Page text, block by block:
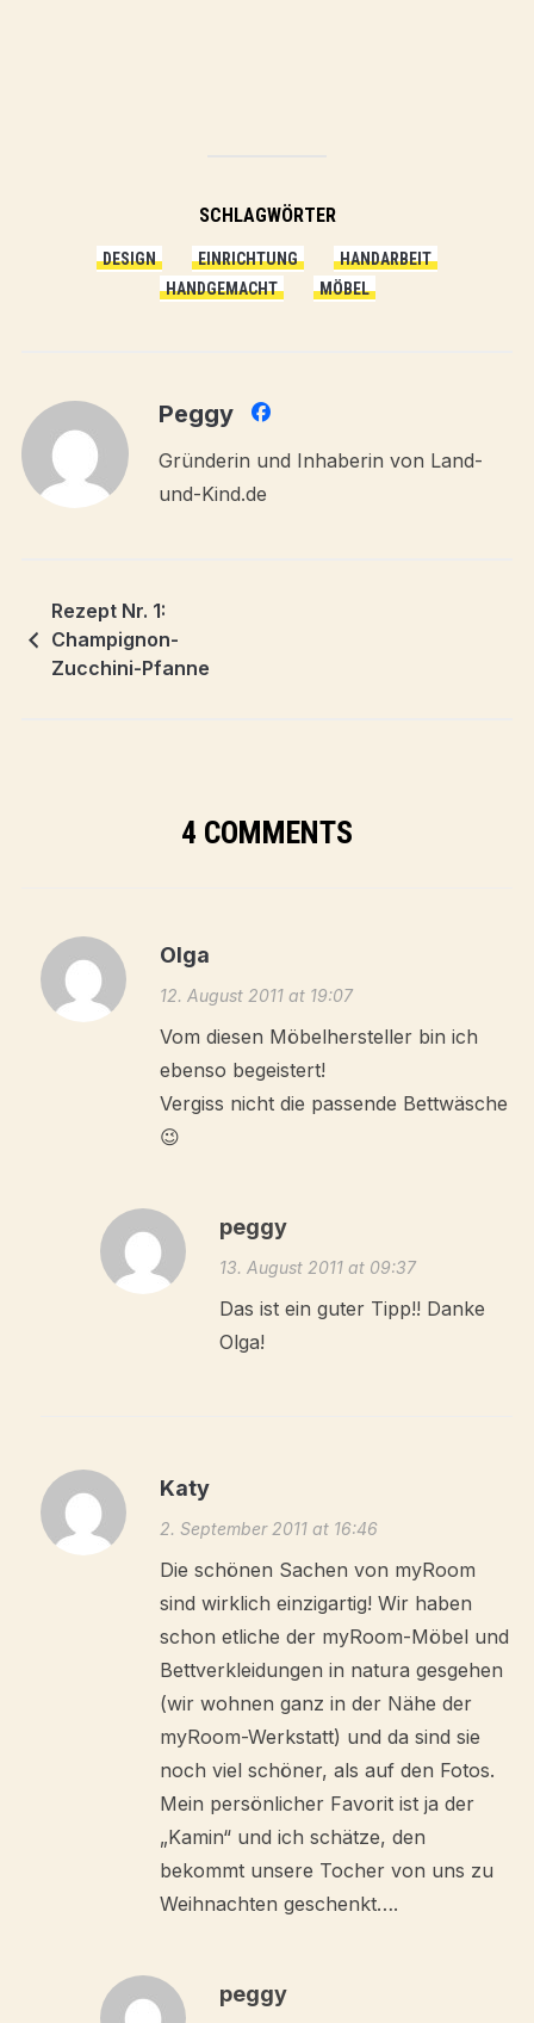
SCHLAGWÖRTER
DESIGN EINRICHTUNG
HANDARBEIT
HANDGEMACHT
MÖBEL
Peggy
Gründerin und Inhaberin von Land-
und-Kind.de
Rezept Nr. 1:
Champignon-
Zucchini-Pfanne
4 COMMENTS
Olga
12. August 2011 at 19:07
Vom diesen Möbelhersteller bin ich
ebenso begeistert!
Vergiss nicht die passende Bettwäsche
😉
peggy
13. August 2011 at 09:37
Das ist ein guter Tipp!! Danke
Olga!
Katy
2. September 2011 at 16:46
Die schönen Sachen von myRoom
sind wirklich einzigartig! Wir haben
schon etliche der myRoom-Möbel und
Bettverkleidungen in natura gesgehen
(wir wohnen ganz in der Nähe der
myRoom-Werkstatt) und da sind sie
noch viel schöner, als auf den Fotos.
Mein persönlicher Favorit ist ja der
„Kamin“ und ich schätze, den
bekommt unsere Tocher von uns zu
Weihnachten geschenkt….
peggy